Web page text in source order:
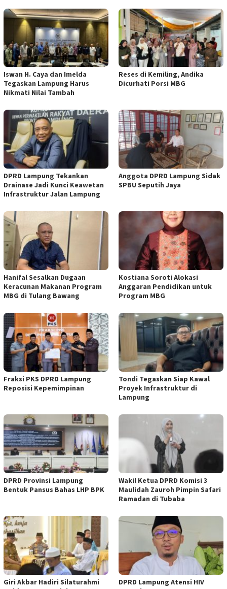
Iswan H. Caya dan Imelda
Tegaskan Lampung Harus
Nikmati Nilai Tambah
Reses di Kemiling, Andika
Dicurhati Porsi MBG
DPRD Lampung Tekankan
Drainase Jadi Kunci Keawetan
Infrastruktur Jalan Lampung
Anggota DPRD Lampung Sidak
SPBU Seputih Jaya
Hanifal Sesalkan Dugaan
Keracunan Makanan Program
MBG di Tulang Bawang
Kostiana Soroti Alokasi
Anggaran Pendidikan untuk
Program MBG
Fraksi PKS DPRD Lampung
Reposisi Kepemimpinan
Tondi Tegaskan Siap Kawal
Proyek Infrastruktur di
Lampung
DPRD Provinsi Lampung
Bentuk Pansus Bahas LHP BPK
Wakil Ketua DPRD Komisi 3
Maulidah Zauroh Pimpin Safari
Ramadan di Tubaba
Giri Akbar Hadiri Silaturahmi
DPRD Lampung Atensi HIV